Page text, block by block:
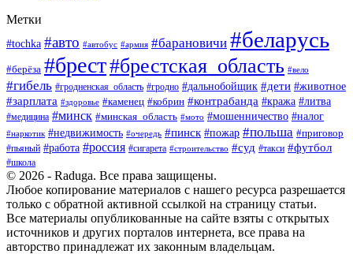
Метки
#tochka #авто #автобус #армия #барановичи #беларусь
#берёза #брест#брестская_область #вело
#гибель #гродненская_область #гродно #дальнобойщик #дети #животное
#зарплата #здоровье #каменец #кобрин #контрабанда #кража #литва
#медицина #минск #минская_область #мото #мошенничество #налог
#наркотик #недвижимость #очередь #пинск #пожар #польша #приговор
#пьяный #работа #россия #сигарета #строительство #суд #такси #футбол
#школа
© 2026 - Raduga. Все права защищены.
Любое копирование материалов с нашего ресурса разрешается
только с обратной активной ссылкой на страницу статьи.
Все материалы опубликованные на сайте взяты с открытых
источников и других порталов интернета, все права на
авторство принадлежат их законным владельцам.